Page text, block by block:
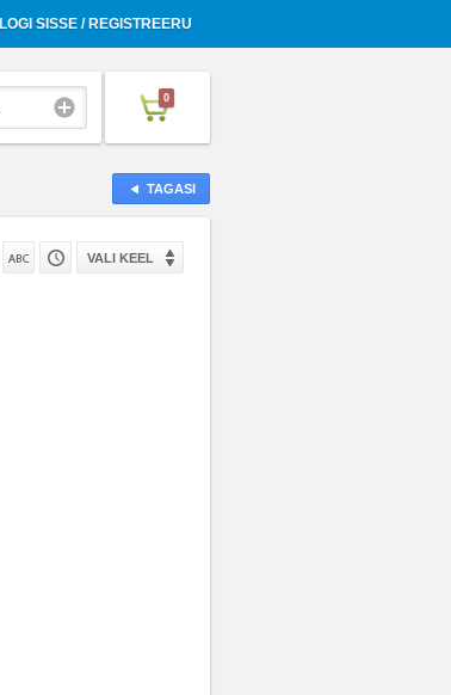
LOGI SISSE / REGISTREERU
0
TAGASI
VALI KEEL